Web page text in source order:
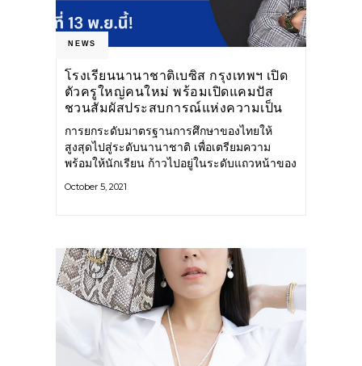
NEWS
โรงเรียนนานาชาติเบซิส กรุงเทพฯ เปิด
ตัวครูใหญ่คนใหม่ พร้อมเปิดแคมปัส
ชวนสัมผัสประสบการณ์แห่งความเป็น
เลิศ ในกิจกรรม OPEN HOUSE เสาร์ที่
13 พ.ย.นี้!
การยกระดับมาตรฐานการศึกษาของไทยให้
สูงสุดไปสู่ระดับนานาชาติ เพื่อเตรียมความ
พร้อมให้นักเรียน ก้าวไปอยู่ในระดับแถวหน้าของ
ตลาดมืออาชีพระดับโลกได้อย่างภาคภูมิ นับเป็น
โรงเรียนนานาชาติเบซิส กรุงเทพฯ ลำดับที่
October 5, 2021